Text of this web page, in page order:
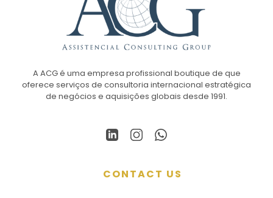
A ACG é uma empresa profissional boutique de que
oferece serviços de consultoria internacional estratégica
de negócios e aquisições globais desde 1991.
CONTACT US